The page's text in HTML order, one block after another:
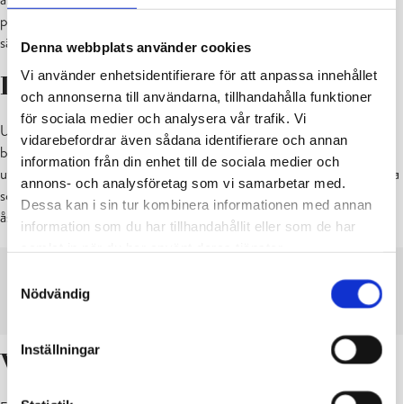
Denna webbplats använder cookies
Vi använder enhetsidentifierare för att anpassa innehållet
och annonserna till användarna, tillhandahålla funktioner
för sociala medier och analysera vår trafik. Vi
vidarebefordrar även sådana identifierare och annan
information från din enhet till de sociala medier och
annons- och analysföretag som vi samarbetar med.
Dessa kan i sin tur kombinera informationen med annan
information som du har tillhandahållit eller som de har
Nödvändig
Inställningar
planläggning, då ett likvärdigt bemötande av markägare bättre kan
säkerställas och en bredare konsekvensbedömning göras.
I vilket skede ska man ansöka?
Undantagslov ansöks i regel innan bygglovet. Under beredningen
begärs vid behov myndighetsutlåtanden, grannar hörs och
utredningar utförs. Om det under denna process framkommer fakta
som kan påverka beslutet ges sökande möjlighet att framföra sin
åsikt och förklaring i saken.
Vilka avgifter tillkommer?